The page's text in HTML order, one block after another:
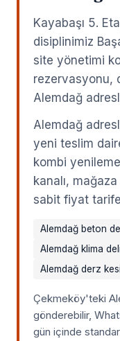
Kayabaşı 5.
disiplinimiz
site yönetimi
rezervasyonu,
Alemdağ
Alemdağ
yeni teslim
kombi
kanalı,
sabit fiyat
Alemdağ beton
Alemdağ klima
Alemdağ derz
Çekmeköy'teki
gönderebilir,
gün içinde